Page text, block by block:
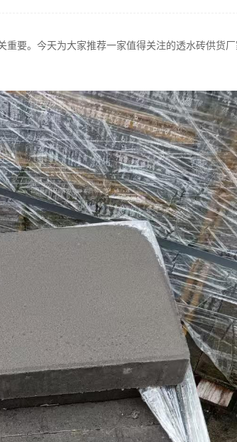
重要。今天为大家推荐一家值得关注的透水砖供货